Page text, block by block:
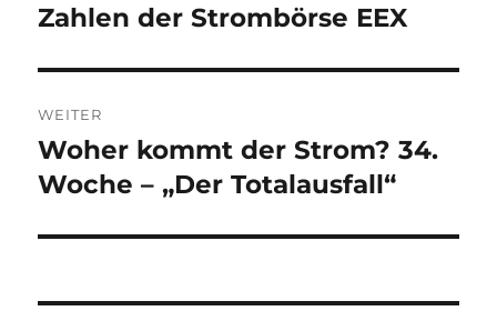
Beitrag:
Zahlen der Strombörse EEX
WEITER
Nächster
Beitrag:
Woher kommt der Strom? 34.
Woche – „Der Totalausfall“